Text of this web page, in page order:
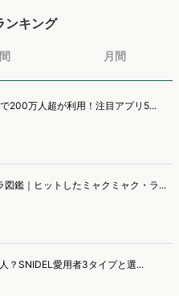
けるのか、現状の既発商品のセグメント
・マーケティング担当者様向け必見のレ
ンキング
月間
で200万人超が利用！注目アプリ5...
図鑑｜ヒットしたミャクミャク・ラ...
？SNIDEL愛用者3タイプと選...